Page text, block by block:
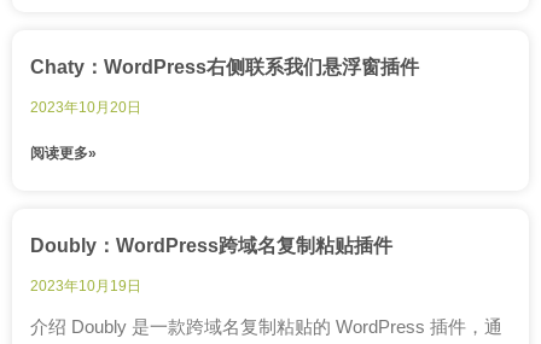
Chaty：WordPress右侧联系我们悬浮窗插件
2023年10月20日
阅读更多»
Doubly：WordPress跨域名复制粘贴插件
2023年10月19日
介绍 Doubly 是一款跨域名复制粘贴的 WordPress 插件，通